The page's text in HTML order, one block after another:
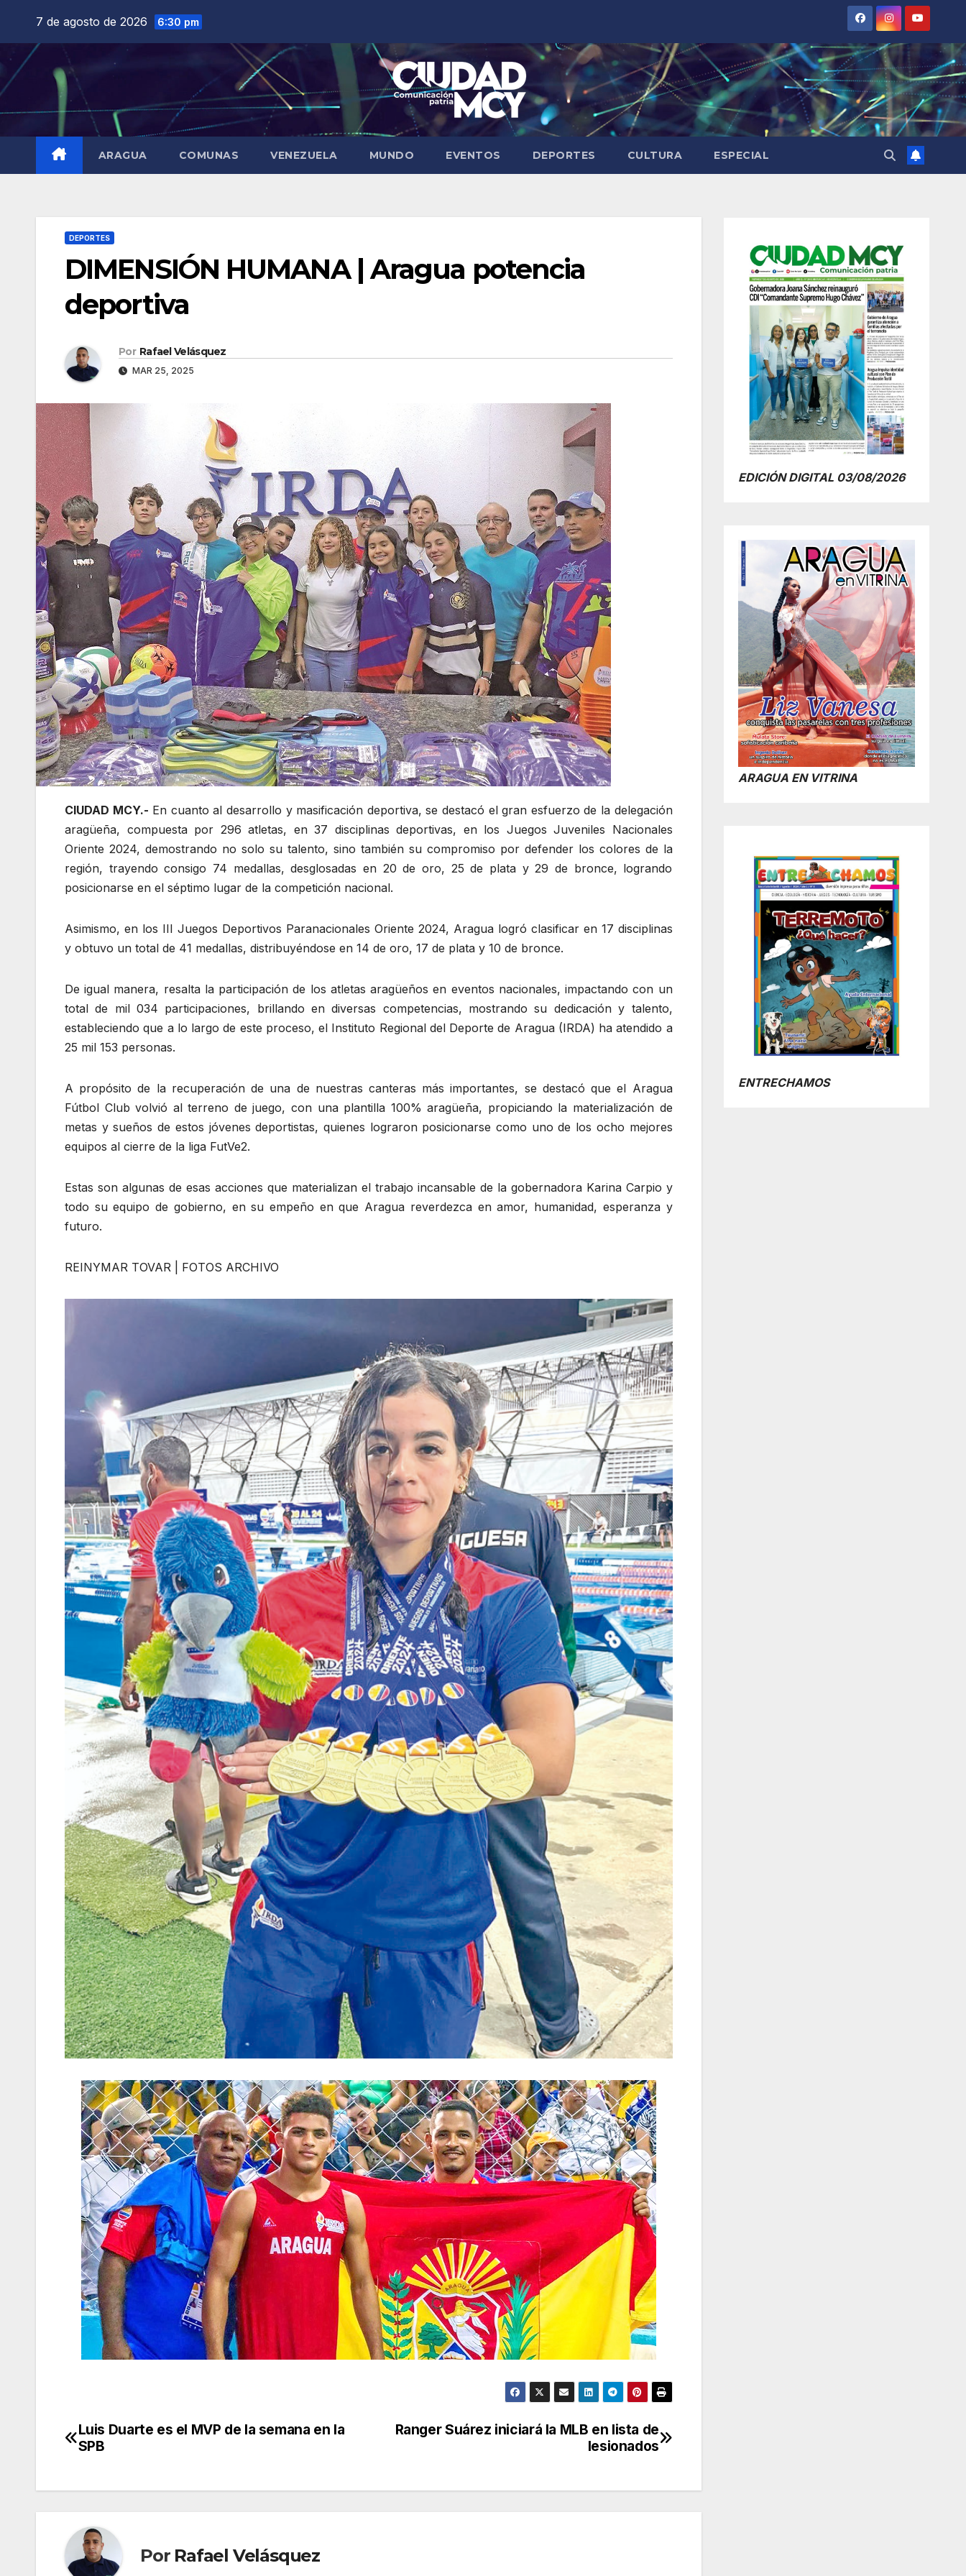
contenido
7 de agosto de 2026 6:30 pm
ARAGUA COMUNAS VENEZUELA MUNDO EVENTOS DEPORTES CULTURA ESPECIAL
DEPORTES
DIMENSIÓN HUMANA | Aragua potencia
deportiva
Por Rafael Velásquez
MAR 25, 2025
CIUDAD MCY.- En cuanto al desarrollo y masificación deportiva, se destacó el gran esfuerzo de la delegación
aragüeña, compuesta por 296 atletas, en 37 disciplinas deportivas, en los Juegos Juveniles Nacionales
Oriente 2024, demostrando no solo su talento, sino también su compromiso por defender los colores de la
región, trayendo consigo 74 medallas, desglosadas en 20 de oro, 25 de plata y 29 de bronce, logrando
posicionarse en el séptimo lugar de la competición nacional.
Asimismo, en los III Juegos Deportivos Paranacionales Oriente 2024, Aragua logró clasificar en 17 disciplinas
y obtuvo un total de 41 medallas, distribuyéndose en 14 de oro, 17 de plata y 10 de bronce.
De igual manera, resalta la participación de los atletas aragüeños en eventos nacionales, impactando con un
total de mil 034 participaciones, brillando en diversas competencias, mostrando su dedicación y talento,
estableciendo que a lo largo de este proceso, el Instituto Regional del Deporte de Aragua (IRDA) ha atendido a
25 mil 153 personas.
A propósito de la recuperación de una de nuestras canteras más importantes, se destacó que el Aragua
Fútbol Club volvió al terreno de juego, con una plantilla 100% aragüeña, propiciando la materialización de
metas y sueños de estos jóvenes deportistas, quienes lograron posicionarse como uno de los ocho mejores
equipos al cierre de la liga FutVe2.
Estas son algunas de esas acciones que materializan el trabajo incansable de la gobernadora Karina Carpio y
todo su equipo de gobierno, en su empeño en que Aragua reverdezca en amor, humanidad, esperanza y
futuro.
REINYMAR TOVAR | FOTOS ARCHIVO
Navegación
entradas
Ranger Suárez iniciará la MLB en lista de
lesionados
Luis Duarte es el MVP de la semana en la
SPB
Por Rafael Velásquez
EDICIÓN DIGITAL 03/08/2026
ARAGUA EN VITRINA
ENTRECHAMOS